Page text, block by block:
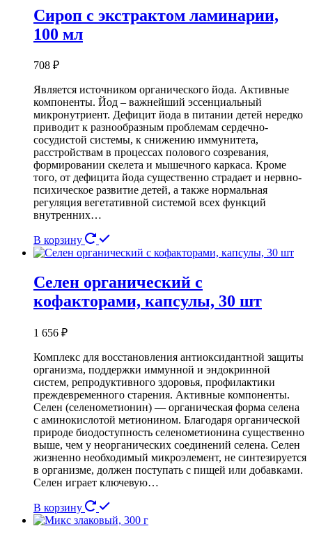
Сироп с экстрактом ламинарии,
100 мл
708 ₽
Является источником органического йода. Активные
компоненты. Йод – важнейший эссенциальный
микронутриент. Дефицит йода в питании детей нередко
приводит к разнообразным проблемам сердечно-
сосудистой системы, к снижению иммунитета,
расстройствам в процессах полового созревания,
формировании скелета и мышечного каркаса. Кроме
того, от дефицита йода существенно страдает и нервно-
психическое развитие детей, а также нормальная
регуляция вегетативной системой всех функций
внутренних…
В корзину
Селен органический с
кофакторами, капсулы, 30 шт
1 656 ₽
Комплекс для восстановления антиоксидантной защиты
организма, поддержки иммунной и эндокринной
систем, репродуктивного здоровья, профилактики
преждевременного старения. Активные компоненты.
Селен (селенометионин) — органическая форма селена
с аминокислотой метионином. Благодаря органической
природе биодоступность селенометионина существенно
выше, чем у неорганических соединений селена. Селен
жизненно необходимый микроэлемент, не синтезируется
в организме, должен поступать с пищей или добавками.
Селен играет ключевую…
В корзину